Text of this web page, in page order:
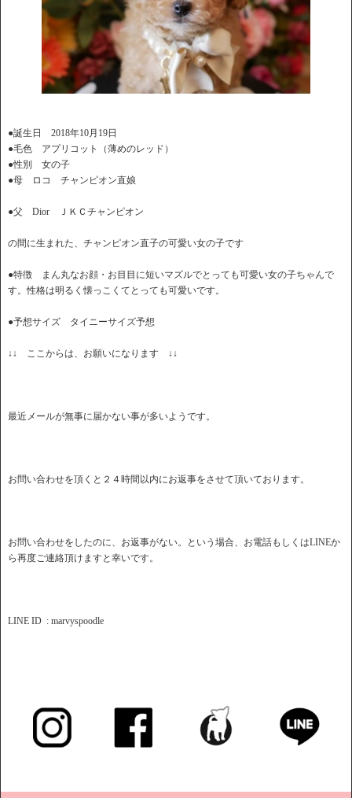
●誕生日 2018年10月19日
●毛色 アプリコット（薄めのレッド）
●性別 女の子
●母 ロコ チャンピオン直娘
●父 Dior ＪＫＣチャンピオン
の間に生まれた、チャンピオン直子の可愛い女の子です
●特徴 まん丸なお顔・お目目に短いマズルでとっても可愛い女の子ちゃんで
す。性格は明るく懐っこくてとっても可愛いです。
●予想サイズ タイニーサイズ予想
↓↓ ここからは、お願いになります ↓↓
最近メールが無事に届かない事が多いようです。
お問い合わせを頂くと２４時間以内にお返事をさせて頂いております。
お問い合わせをしたのに、お返事がない。という場合、お電話もしくはLINEか
ら再度ご連絡頂けますと幸いです。
LINE ID : marvyspoodle